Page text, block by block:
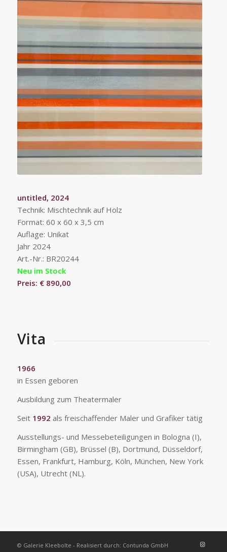
untitled, 2024
Technik: Mischtechnik auf Holz
Format: 60 x 60 x 3,5 cm
Auflage: Unikat
Jahr 2024
Art.-Nr.: BR20244
Neu im Stock
Preis: € 890,00
Vita
1966
in Essen geboren
Ausbildung zum Theatermaler
Seit 1992 als freischaffender Maler und Grafiker tätig
Ausstellungs- und Messebeteiligungen in Bologna (I),
Birmingham (GB), Brüssel (B), Dortmund, Düsseldorf,
Essen, Frankfurt, Hamburg, Köln, München, New York
(USA), Utrecht (NL).
© Galerie Kleebolte - Realisiert durch: Contunda GmbH